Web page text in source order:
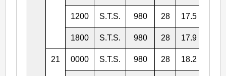
1200 S.T.S. 980 28 17.5
1800 S.T.S. 980 28 17.9
21 0000 S.T.S. 980 28 18.2